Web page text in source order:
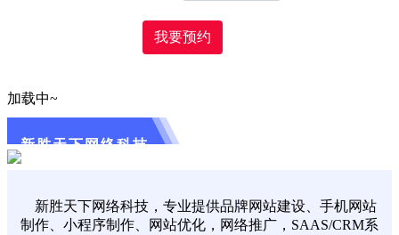
我要预约
加载中~
新胜天下网络科技
新胜天下网络科技，专业提供品牌网站建设、手机网站
制作、小程序制作、网站优化，网络推广，SAAS/CRM系